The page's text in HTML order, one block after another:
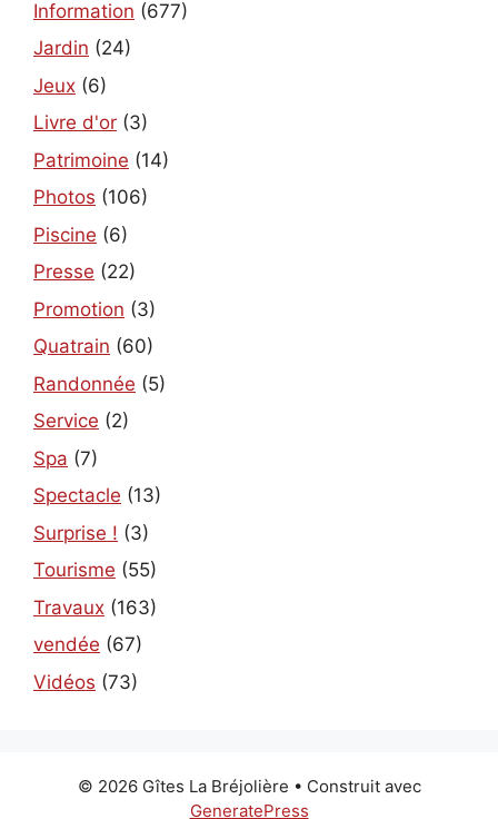
Information (677)
Jardin (24)
Jeux (6)
Livre d'or (3)
Patrimoine (14)
Photos (106)
Piscine (6)
Presse (22)
Promotion (3)
Quatrain (60)
Randonnée (5)
Service (2)
Spa (7)
Spectacle (13)
Surprise ! (3)
Tourisme (55)
Travaux (163)
vendée (67)
Vidéos (73)
© 2026 Gîtes La Bréjolière • Construit avec
GeneratePress